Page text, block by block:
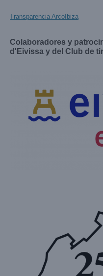
Transparencia ArcoIbiza
Colaboradores y
d'Eivissa y del Club de